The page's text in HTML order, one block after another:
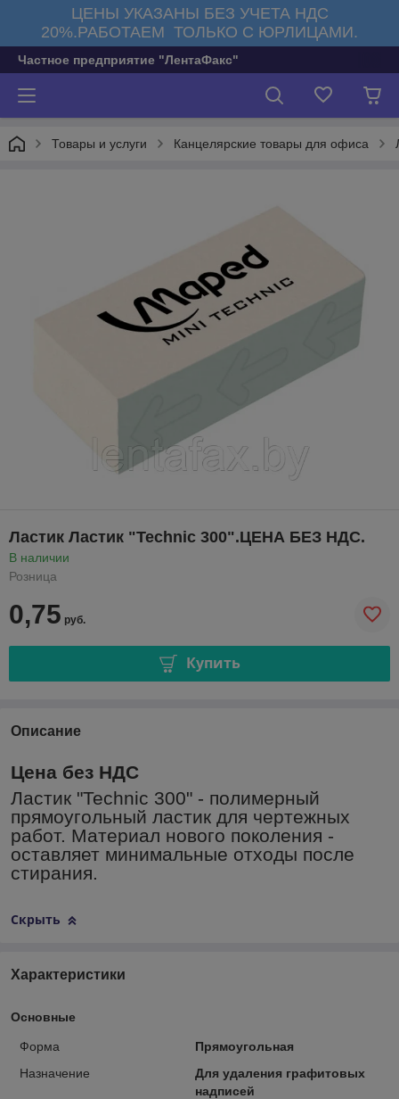
ЦЕНЫ УКАЗАНЫ БЕЗ УЧЕТА НДС
20%.РАБОТАЕМ ТОЛЬКО С ЮРЛИЦАМИ.
Частное предприятие "ЛентаФакс"
Товары и услуги Канцелярские товары для офиса
Ластик Ластик "Technic 300".ЦЕНА БЕЗ НДС.
В наличии
Розница
0,75 руб.
Купить
Описание
Цена без НДС
Ластик "Technic 300" - полимерный
прямоугольный ластик для чертежных
работ. Материал нового поколения -
оставляет минимальные отходы после
стирания.
Скрыть
Характеристики
Основные
Форма
Прямоугольная
Назначение
Для удаления графитовых
надписей